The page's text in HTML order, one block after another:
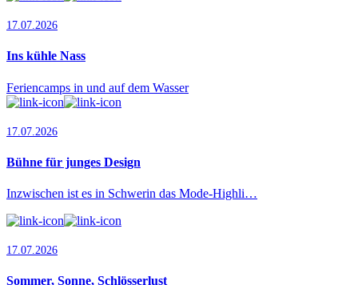
17.07.2026
Ins kühle Nass
Feriencamps in und auf dem Wasser
17.07.2026
Bühne für junges Design
Inzwischen ist es in Schwerin das Mode-Highli…
17.07.2026
Sommer, Sonne, Schlösserlust